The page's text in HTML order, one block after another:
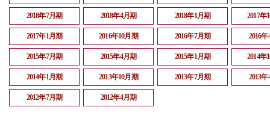
2018年7月期 2018年4月期 2018年1月期 2017年
2017年1月期 2016年10月期 2016年7月期 2016
2015年7月期 2015年4月期 2015年1月期 2014年
2014年1月期 2013年10月期 2013年7月期 2013
2012年7月期 2012年4月期